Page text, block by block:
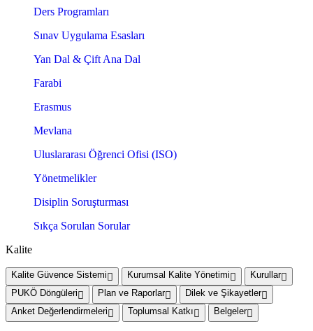
Ders Programları
Sınav Uygulama Esasları
Yan Dal & Çift Ana Dal
Farabi
Erasmus
Mevlana
Uluslararası Öğrenci Ofisi (ISO)
Yönetmelikler
Disiplin Soruşturması
Sıkça Sorulan Sorular
Kalite
Kalite Güvence Sistemi Kurumsal Kalite Yönetimi
Kurullar
PUKÖ Döngüleri
Plan ve Raporlar
Dilek ve Şikayetler
Anket Değerlendirmeleri
Toplumsal Katkı Belgeler